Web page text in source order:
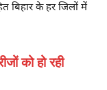
बिहार के हर जिलों में
को हो रही